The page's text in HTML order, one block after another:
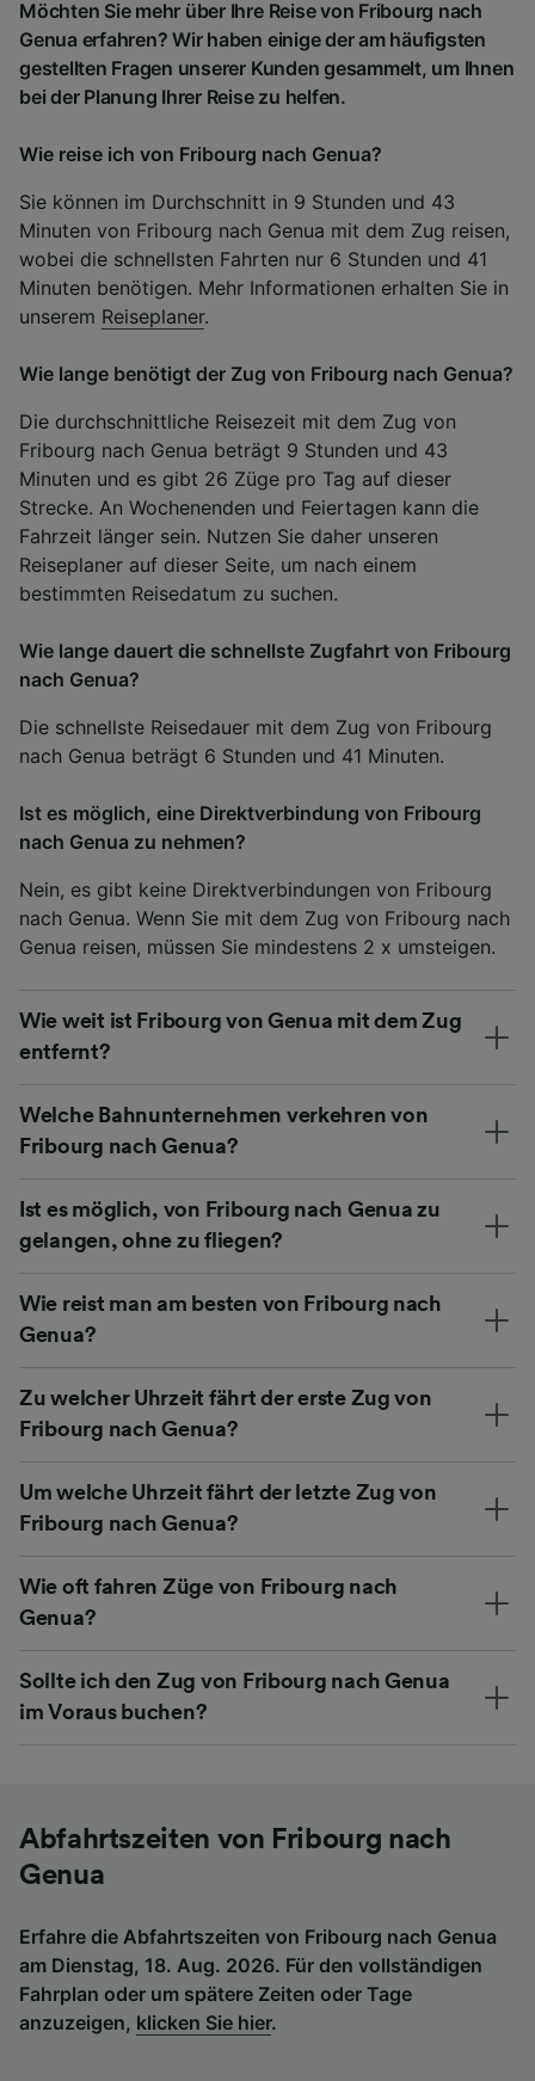
Möchten Sie mehr über Ihre Reise von Fribourg nach
Genua erfahren? Wir haben einige der am häufigsten
gestellten Fragen unserer Kunden gesammelt, um Ihnen
bei der Planung Ihrer Reise zu helfen.
Wie reise ich von Fribourg nach Genua?
Sie können im Durchschnitt in 9 Stunden und 43
Minuten von Fribourg nach Genua mit dem Zug reisen,
wobei die schnellsten Fahrten nur 6 Stunden und 41
Minuten benötigen. Mehr Informationen erhalten Sie in
unserem Reiseplaner.
Wie lange benötigt der Zug von Fribourg nach Genua?
Die durchschnittliche Reisezeit mit dem Zug von
Fribourg nach Genua beträgt 9 Stunden und 43
Minuten und es gibt 26 Züge pro Tag auf dieser
Strecke. An Wochenenden und Feiertagen kann die
Fahrzeit länger sein. Nutzen Sie daher unseren
Reiseplaner auf dieser Seite, um nach einem
bestimmten Reisedatum zu suchen.
Wie lange dauert die schnellste Zugfahrt von Fribourg
nach Genua?
Die schnellste Reisedauer mit dem Zug von Fribourg
nach Genua beträgt 6 Stunden und 41 Minuten.
Ist es möglich, eine Direktverbindung von Fribourg
nach Genua zu nehmen?
Nein, es gibt keine Direktverbindungen von Fribourg
nach Genua. Wenn Sie mit dem Zug von Fribourg nach
Genua reisen, müssen Sie mindestens 2 x umsteigen.
Wie weit ist Fribourg von Genua mit dem Zug
entfernt?
Welche Bahnunternehmen verkehren von
Fribourg nach Genua?
Ist es möglich, von Fribourg nach Genua zu
gelangen, ohne zu fliegen?
Wie reist man am besten von Fribourg nach
Genua?
Zu welcher Uhrzeit fährt der erste Zug von
Fribourg nach Genua?
Um welche Uhrzeit fährt der letzte Zug von
Fribourg nach Genua?
Wie oft fahren Züge von Fribourg nach
Genua?
Sollte ich den Zug von Fribourg nach Genua
im Voraus buchen?
Abfahrtszeiten von Fribourg nach
Genua
Erfahre die Abfahrtszeiten von Fribourg nach Genua
am Dienstag, 18. Aug. 2026. Für den vollständigen
Fahrplan oder um spätere Zeiten oder Tage
anzuzeigen, klicken Sie hier.